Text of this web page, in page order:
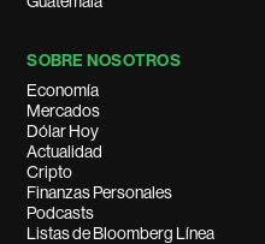
SOBRE NOSOTROS
Economía
Mercados
Dólar Hoy
Actualidad
Cripto
Finanzas Personales
Podcasts
Listas de Bloomberg Línea